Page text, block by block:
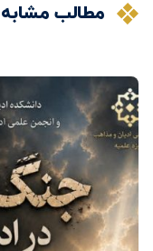
مطالب مشابه